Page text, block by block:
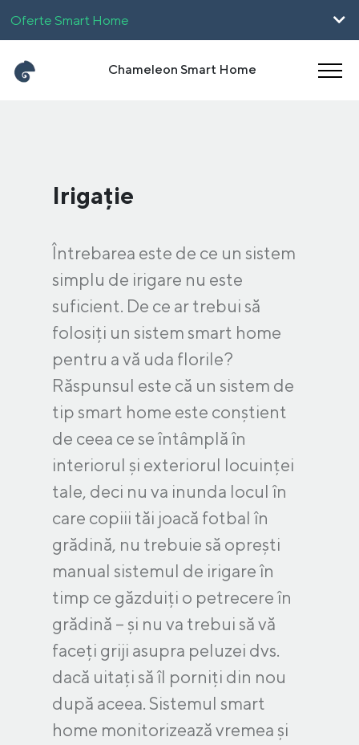
Oferte Smart Home
Pentru Firme
Chameleon Smart Home
Irigație
Întrebarea este de ce un sistem
simplu de irigare nu este
suficient. De ce ar trebui să
folosiți un sistem smart home
pentru a vă uda florile?
Răspunsul este că un sistem de
tip smart home este conștient
de ceea ce se întâmplă în
interiorul și exteriorul locuinței
tale, deci nu va inunda locul în
care copiii tăi joacă fotbal în
grădină, nu trebuie să oprești
manual sistemul de irigare în
timp ce găzduiți o petrecere în
grădină – și nu va trebui să vă
faceți griji asupra peluzei dvs.
dacă uitați să îl porniți din nou
după aceea. Sistemul smart
home monitorizează vremea și